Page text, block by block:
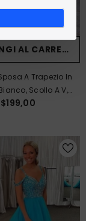
AL CARRELLO
A Trapezio In
Scollo A V,
Larghe, Schiena
A Cappella.
$199,00